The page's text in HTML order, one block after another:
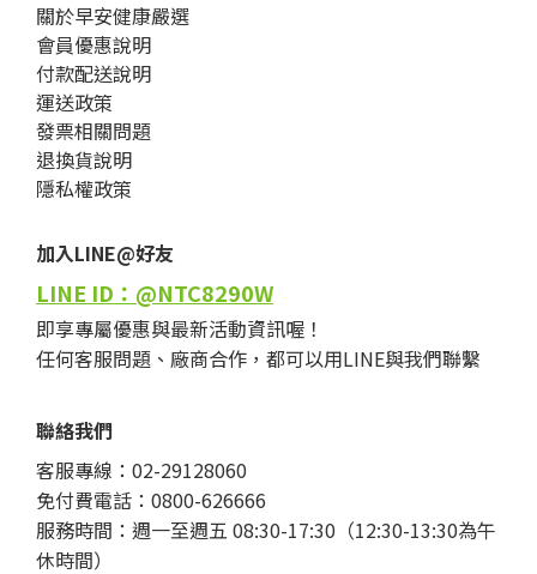
關於早安健康嚴選
會員優惠說明
付款配送說明
運送政策
發票相關問題
退換貨說明
隱私權政策
加入LINE@好友
LINE ID：@NTC8290W
即享專屬優惠與最新活動資訊喔！
任何客服問題、廠商合作，都可以用LINE與我們聯繫
聯絡我們
客服專線：02-29128060
免付費電話：0800-626666
服務時間：週一至週五 08:30-17:30（12:30-13:30為午
休時間）